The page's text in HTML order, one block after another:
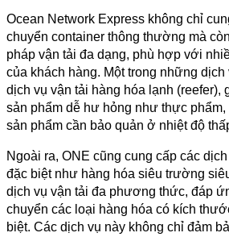
Ocean Network Express không chỉ
chuyển container thông thường mà
pháp vận tải đa dạng, phù hợp với
của khách hàng. Một trong những
dịch vụ vận tải hàng hóa lạnh (reefer),
sản phẩm dễ hư hỏng như thực
sản phẩm cần bảo quản ở nhiệt độ
Ngoài ra, ONE cũng cung cấp các
đặc biệt như hàng hóa siêu trường
dịch vụ vận tải đa phương thức, đáp
chuyển các loại hàng hóa có kích
biệt. Các dịch vụ này không chỉ đảm